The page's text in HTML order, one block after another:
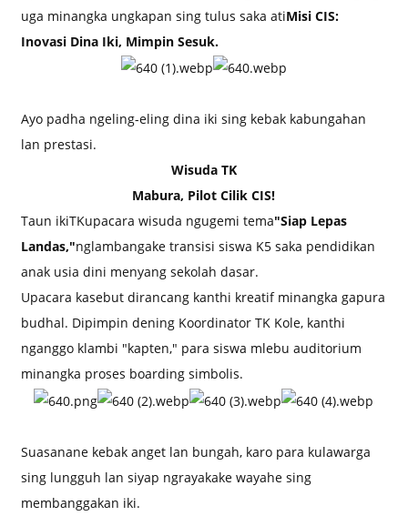
uga minangka ungkapan sing tulus saka atiMisi CIS:
Inovasi Dina Iki, Mimpin Sesuk.
Ayo padha ngeling-eling dina iki sing kebak kabungahan
lan prestasi.
Wisuda TK
Mabura, Pilot Cilik CIS!
Taun ikiTKupacara wisuda ngugemi tema"Siap Lepas
Landas,"nglambangake transisi siswa K5 saka pendidikan
anak usia dini menyang sekolah dasar.
Upacara kasebut dirancang kanthi kreatif minangka gapura
budhal. Dipimpin dening Koordinator TK Kole, kanthi
nganggo klambi "kapten," para siswa mlebu auditorium
minangka proses boarding simbolis.
Suasanane kebak anget lan bungah, karo para kulawarga
sing lungguh lan siyap ngrayakake wayahe sing
membanggakan iki.